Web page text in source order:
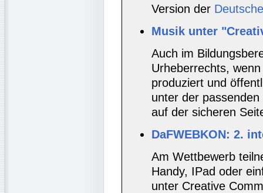
Version der
Musik unter
Auch im
Urheberrechts,
produziert und
unter der
auf der sicheren
DaFWEBKON: 2.
Am Wettbewerb
Handy, IPad oder
unter Creative